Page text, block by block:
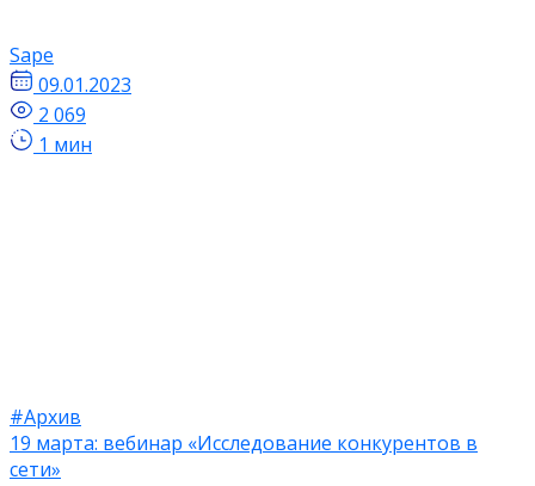
Sape
09.01.2023
2 069
1 мин
#Архив
19 марта: вебинар «Исследование конкурентов в
сети»